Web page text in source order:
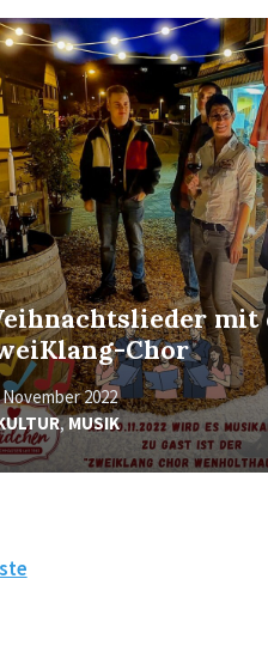
mit
Chor
November 2022
,MUSIK